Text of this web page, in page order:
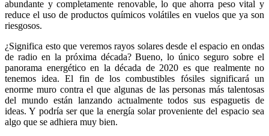
abundante y completamente renovable, lo que ahorra peso vital y
reduce el uso de productos químicos volátiles en vuelos que ya son
riesgosos.
¿Significa esto que veremos rayos solares desde el espacio en ondas
de radio en la próxima década? Bueno, lo único seguro sobre el
panorama energético en la década de 2020 es que realmente no
tenemos idea. El fin de los combustibles fósiles significará un
enorme muro contra el que algunas de las personas más talentosas
del mundo están lanzando actualmente todos sus espaguetis de
ideas. Y podría ser que la energía solar proveniente del espacio sea
algo que se adhiera muy bien.